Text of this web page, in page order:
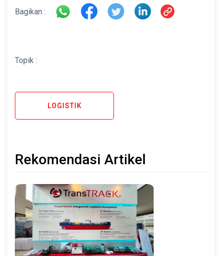
Bagikan :
Topik :
LOGISTIK
Rekomendasi Artikel